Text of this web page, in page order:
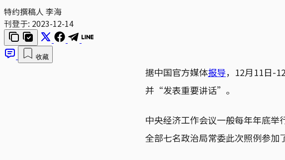
特约撰稿人 李海
刊登于: 2023-12-14
收藏
据中国官方媒体报导，12月11日-
并“发表重要讲话”。
中央经济工作会议一般每年年底
全部七名政治局常委此次照例参加